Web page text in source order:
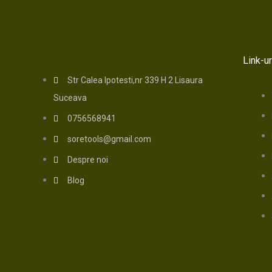
Str Calea Ipotesti,nr 339 H 2 Lisaura
Suceava
0756568941
soretools@gmail.com
Despre noi
Blog
Link-